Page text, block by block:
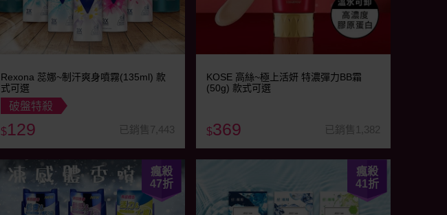
Rexona 蕊娜~制汗爽身噴霧(135ml) 款
式可選
破盤特殺
$129 已銷售7,443
KOSE 高絲~極上活妍 特濃彈力BB霜
(50g) 款式可選
$369 已銷售1,382
瘋殺
47折
瘋殺
41折